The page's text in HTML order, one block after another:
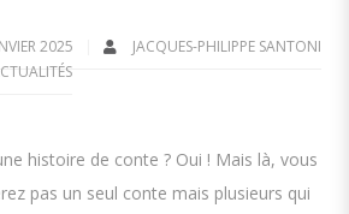
2025
JACQUES-PHILIPPE SANTONI
histoire de conte ? Oui ! Mais là, vous
pas un seul conte mais plusieurs qui